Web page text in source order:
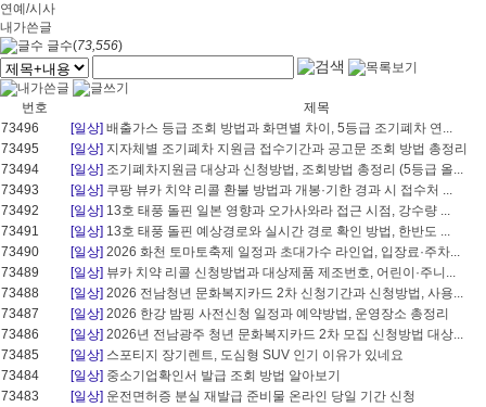
연예/시사
내가쓴글
글수(73,556)
번호
제목
73496
[일상] 배출가스 등급 조회 방법과 화면별 차이, 5등급 조기폐차 연...
73495
[일상] 지자체별 조기폐차 지원금 접수기간과 공고문 조회 방법 총정리
73494
[일상] 조기폐차지원금 대상과 신청방법, 조회방법 총정리 (5등급 올...
73493
[일상] 쿠팡 뷰카 치약 리콜 환불 방법과 개봉·기한 경과 시 접수처 ...
73492
[일상] 13호 태풍 돌핀 일본 영향과 오가사와라 접근 시점, 강수량 ...
73491
[일상] 13호 태풍 돌핀 예상경로와 실시간 경로 확인 방법, 한반도 ...
73490
[일상] 2026 화천 토마토축제 일정과 초대가수 라인업, 입장료·주차...
73489
[일상] 뷰카 치약 리콜 신청방법과 대상제품 제조번호, 어린이·주니...
73488
[일상] 2026 전남청년 문화복지카드 2차 신청기간과 신청방법, 사용...
73487
[일상] 2026 한강 밤핑 사전신청 일정과 예약방법, 운영장소 총정리
73486
[일상] 2026년 전남광주 청년 문화복지카드 2차 모집 신청방법 대상...
73485
[일상] 스포티지 장기렌트, 도심형 SUV 인기 이유가 있네요
73484
[일상] 중소기업확인서 발급 조회 방법 알아보기
73483
[일상] 운전면허증 분실 재발급 준비물 온라인 당일 기간 신청